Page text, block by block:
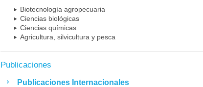
Biotecnología agropecuaria
Ciencias biológicas
Ciencias químicas
Agricultura, silvicultura y pesca
Publicaciones
Publicaciones Internacionales